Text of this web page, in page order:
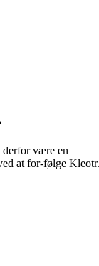
være en
at for-følge Kleotr.